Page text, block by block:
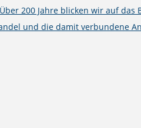
Über 200 Jahre blicken wir auf
und die damit verbundene